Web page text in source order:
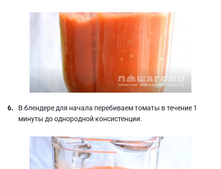
В блендере для начала перебиваем томаты в течение 1
минуты до однородной консистенции.